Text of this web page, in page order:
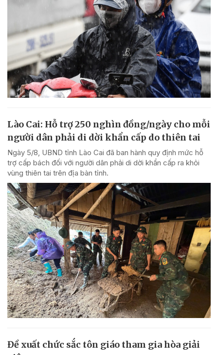
Lào Cai: Hỗ trợ 250 nghìn đồng/ngày cho mỗi
người dân phải di dời khẩn cấp do thiên tai
Ngày 5/8, UBND tỉnh Lào Cai đã ban hành quy định mức hỗ
trợ cấp bách đối với người dân phải di dời khẩn cấp ra khỏi
vùng thiên tai trên địa bàn tỉnh.
Đề xuất chức sắc tôn giáo tham gia hòa giải